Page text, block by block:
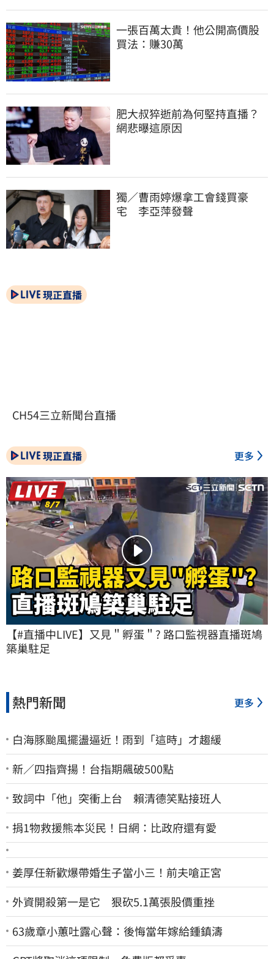
一張百萬太貴！他公開高價股
買法：賺30萬
肥大叔猝逝前為何堅持直播？
網悲曝這原因
獨／曹雨婷爆拿工會錢買豪
宅　李亞萍發聲
現正直播
CH54三立新聞台直播
現正直播 更多
【#直播中LIVE】又見＂孵蛋＂? 路口監視器直播斑鳩
築巢駐足
熱門新聞 更多
白海豚颱風擺盪逼近！雨到「這時」才趨緩
新／四指齊揚！台指期飆破500點
致詞中「他」突衝上台 賴清德笑點接班人
捐1物救援熊本災民！日網：比政府還有愛
姜厚任新歡爆帶婚生子當小三！前夫嗆正宮
外資開殺第一是它 狠砍5.1萬張股價重挫
63歲章小蕙吐露心聲：後悔當年嫁給鍾鎮濤